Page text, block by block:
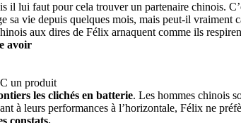
il lui faut pour cela trouver un partenaire chinois.
vie depuis quelques mois, mais peut-il vraiment
aux dires de Félix arnaquent comme ils
avoir
un produit
les clichés en batterie. Les hommes chinois
à leurs performances à l’horizontale, Félix ne